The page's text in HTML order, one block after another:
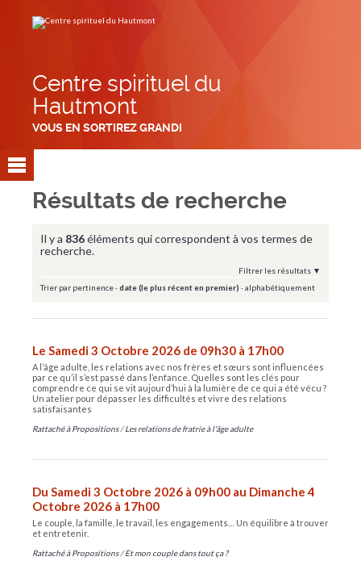
contenu.
Centre spirituel du
Hautmont
VOUS EN SORTIREZ GRANDI
Résultats de recherche
Il y a 836éléments qui correspondent à vos termes de
recherche.
Filtrer les résultats
Trier par pertinence· date (le plus récent en premier) · alphabétiquement
Le Samedi 3 Octobre 2026 de 09h30 à 17h00
A l’âge adulte, les relations avec nos frères et sœurs sont influencées
par ce qu’il s’est passé dans l’enfance. Quelles sont les clés pour
comprendre ce qui se vit aujourd’hui à la lumière de ce qui a été vécu ?
Un atelier pour dépasser les difficultés et vivre des relations
satisfaisantes
Rattaché à Propositions /Les relations de fratrie à l'âge adulte
Du Samedi 3 Octobre 2026 à 09h00 au Dimanche 4
Octobre 2026 à 17h00
Le couple, la famille, le travail, les engagements… Un équilibre à trouver
et entretenir.
Rattaché à Propositions /Et mon couple dans tout ça ?